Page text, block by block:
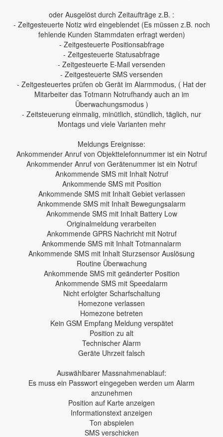
oder Ausgelöst durch Zeitaufträge z.B. :
- Zeitgesteuerte Notiz wird eingeblendet (Es müssen z.B. noch
fehlende Kunden Stammdaten erfragt werden)
- Zeitgesteuerte Positionsabfrage
- Zeitgesteuerte Statusabfrage
- Zeitgesteuerte E-Mail versenden
- Zeitgesteuerte SMS versenden
- Zeitgesteuertes prüfen ob Gerät im Alarmmodus, ( Hat der
Mitarbeiter das Totmann Notrufhandy auch an im
Überwachungsmodus )
- Zeitsteuerung einmalig, minütlich, stündlich, täglich, nur
Montags und viele Varianten mehr
Meldungs Ereignisse:
Ankommender Anruf von Objekttelefonnummer ist ein Notruf
Ankommender Anruf von Gerätenummer ist ein Notruf
Ankommende SMS mit Inhalt Notruf
Ankommende SMS mit Position
Ankommende SMS mit Inhalt Gebiet verlassen
Ankommende SMS mit Inhalt Bewegungsalarm
Ankommende SMS mit Inhalt Battery Low
Originalmeldung verarbeiten
Ankommende GPRS Nachricht mit Notruf
Ankommende SMS mit Inhalt Totmannalarm
Ankommende SMS mit Inhalt Sturzsensor Auslösung
Routine Überwachung
Ankommende SMS mit geänderter Position
Ankommende SMS mit Speedalarm
Nicht erfolgter Scharfschaltung
Homezone verlassen
Homezone betreten
Kein GSM Empfang Meldung verspätet
Position zu alt
Technischer Alarm
Geräte Uhrzeit falsch
Auswählbarer Massnahmenablauf:
Es muss ein Passwort eingegeben werden um Alarm
anzunehmen
Position auf Karte anzeigen
Informationstext anzeigen
Ton abspielen
SMS verschicken